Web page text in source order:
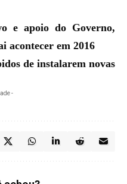
e apoio do Governo,
acontecer em 2016
de instalarem novas
-